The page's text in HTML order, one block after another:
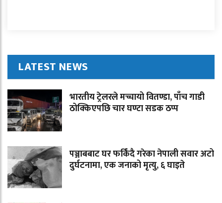
LATEST NEWS
भारतीय ट्रेलरले मच्चायो वितण्डा, पाँच गाडी
ठोक्किएपछि चार घण्टा सडक ठप्प
पञ्जाबबाट घर फर्किंदै गरेका नेपाली सवार अटो
दुर्घटनामा, एक जनाको मृत्यु, ६ घाइते